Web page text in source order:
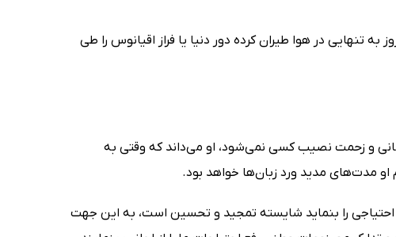
در هوا طیران کرده دور دنیا یا فراز اقیانوس را طی
و زحمت نصیب کسی نمی‌شود، او می‌داند که وقتی به
مدت‌های مدید ورد زبان‌ها خواهد بود.
را بنماید شایسته تمجید و تحسین است، به این جهت